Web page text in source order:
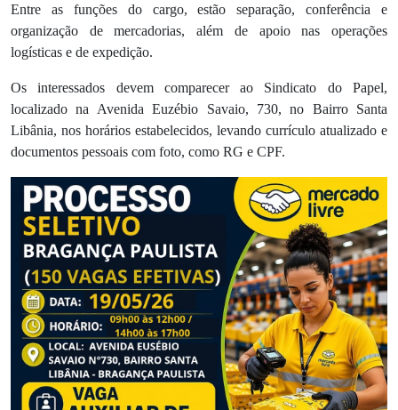
Entre as funções do cargo, estão separação, conferência e
organização de mercadorias, além de apoio nas operações
logísticas e de expedição.
Os interessados devem comparecer ao Sindicato do Papel,
localizado na Avenida Euzébio Savaio, 730, no Bairro Santa
Libânia, nos horários estabelecidos, levando currículo atualizado e
documentos pessoais com foto, como RG e CPF.